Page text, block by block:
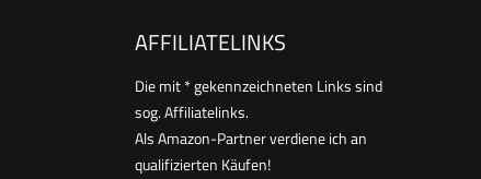
AFFILIATELINKS
Die mit * gekennzeichneten Links sind
sog. Affiliatelinks.
Als Amazon-Partner verdiene ich an
qualifizierten Käufen!